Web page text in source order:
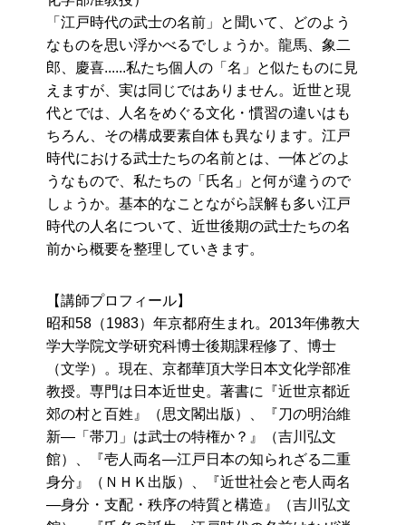
「江戸時代の武士の名前」と聞いて、どのよう
なものを思い浮かべるでしょうか。龍馬、象二
郎、慶喜......私たち個人の「名」と似たものに見
えますが、実は同じではありません。近世と現
代とでは、人名をめぐる文化・慣習の違いはも
ちろん、その構成要素自体も異なります。江戸
時代における武士たちの名前とは、一体どのよ
うなもので、私たちの「氏名」と何が違うので
しょうか。基本的なことながら誤解も多い江戸
時代の人名について、近世後期の武士たちの名
前から概要を整理していきます。
【講師プロフィール】
昭和58（1983）年京都府生まれ。2013年佛教大
学大学院文学研究科博士後期課程修了、博士
（文学）。現在、京都華頂大学日本文化学部准
教授。専門は日本近世史。著書に『近世京都近
郊の村と百姓』（思文閣出版）、『刀の明治維
新―「帯刀」は武士の特権か？』（吉川弘文
館）、『壱人両名―江戸日本の知られざる二重
身分』（ＮＨＫ出版）、『近世社会と壱人両名
―身分・支配・秩序の特質と構造』（吉川弘文